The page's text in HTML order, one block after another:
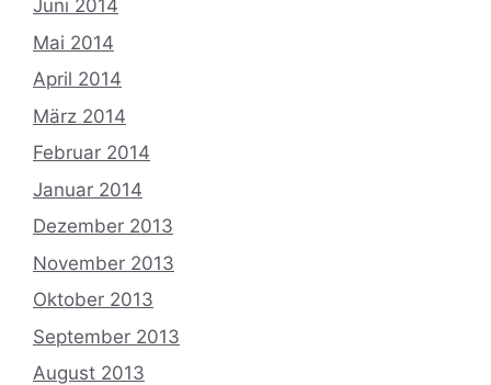
Juni 2014
Mai 2014
April 2014
März 2014
Februar 2014
Januar 2014
Dezember 2013
November 2013
Oktober 2013
September 2013
August 2013